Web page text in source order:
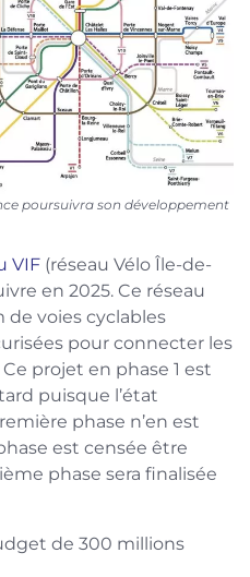
poursuivra son développement
VIF (réseau Vélo Île-de-
en 2025. Ce réseau
voies cyclables
pour connecter les
projet en phase 1 est
puisque l’état
phase n’en est
est censée être
phase sera finalisée
de 300 millions